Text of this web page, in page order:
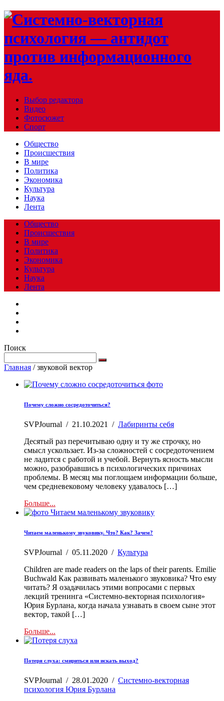
Выбор редактора
Видео
Фотосюжет
Спорт
Общество
Происшествия
В мире
Политика
Экономика
Культура
Наука
Лента
Общество
Происшествия
В мире
Политика
Экономика
Культура
Наука
Лента
Поиск
Главная /звуковой вектор
Почему сложно сосредоточиться?
SVPJournal / 21.10.2021 / Лабиринты себя
Десятый раз перечитываю одну и ту же строчку, но
смысл ускользает. Из-за сложностей с сосредоточением
не ладится с работой и учебой. Вернуть ясность мысли
можно, разобравшись в психологических причинах
проблемы. В месяц мы поглощаем информации больше,
чем средневековому человеку удавалось […]
Больше...
Читаем маленькому звуковику. Что? Как? Зачем?
SVPJournal / 05.11.2020 / Культура
Children are made readers on the laps of their parents. Emilie
Buchwald Как развивать маленького звуковика? Что ему
читать? Я озадачилась этими вопросами с первых
лекций тренинга «Системно-векторная психология»
Юрия Бурлана, когда начала узнавать в своем сыне этот
вектор, такой […]
Больше...
Потеря слуха: смириться или искать выход?
SVPJournal / 28.01.2020 / Системно-векторная
психология Юрия Бурлана